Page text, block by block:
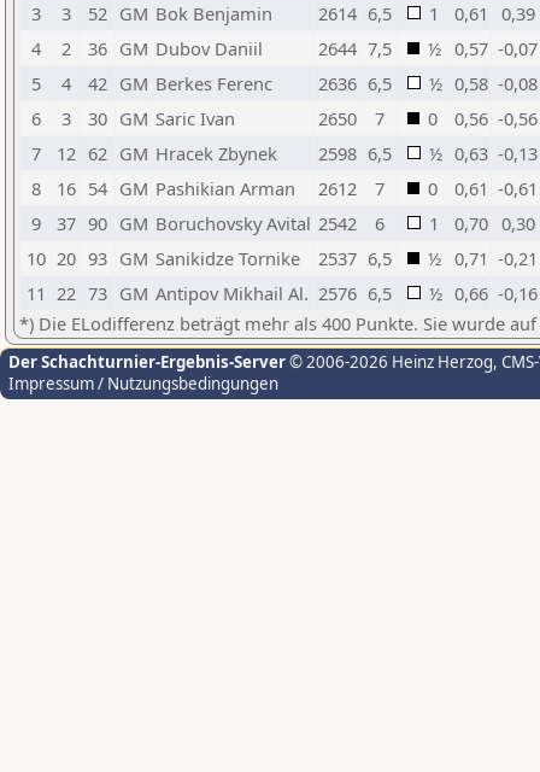
3
3 52 GM Bok Benjamin 2614 6,5 1 0,61
0,39
4
2 36 GM Dubov Daniil 2644 7,5 ½ 0,57 -0,07
5
4 42 GM Berkes Ferenc 2636 6,5 ½ 0,58 -0,08
6
3 30 GM Saric Ivan 2650 7 0 0,56 -0,56
7
12 62 GM Hracek Zbynek 2598 6,5 ½ 0,63 -0,13
8
16 54 GM Pashikian Arman 2612 7 0 0,61 -0,61
9
37 90 GM Boruchovsky Avital 2542 6 1 0,70 0,30
10 20 93 GM Sanikidze Tornike 2537 6,5 ½ 0,71 -0,21
11 22 73 GM Antipov Mikhail Al. 2576 6,5 ½ 0,66 -0,16
*) Die ELodifferenz beträgt mehr als 400 Punkte. Sie wurde
Der Schachturnier-Ergebnis-Server© 2006-2026 Heinz Herzog,
Impressum / Nutzungsbedingungen